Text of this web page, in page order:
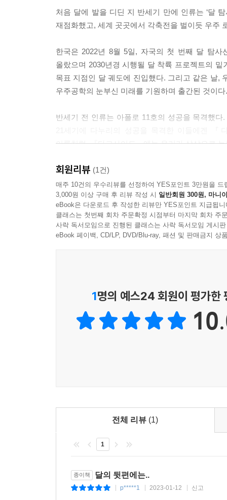
처음 달에 발을 디딘 지 반세기 만에 인류는 ‘달
재점화했고, 세계 곳곳에서 각축전을 벌이듯 우주
한국은 2022년 8월 5일, 자국의 첫 번째 달 탐사
올랐으며 2030년경 시행될 달 착륙 프로젝트의
목표 지점인 달 궤도에 진입했다. 그리고 같은 날,
우주공학의 눈부신 미래를 기원하며 출간된 것이다.
반세기 전 인류는 아폴로 11호의 성공을 목격했
이름처럼, 『다크사이드』에는 우리가 상상으로
불확실성을 딛고 만드는 확실한 미래
마침내 세워진 한국 우주공학 SF의 이정표
달은 우리에게 여전히 비밀스러운 항성이고, 우
통제하고 계산했음에도 사고를 막지 못하고 달의
한울 1호를 이끄는 세 우주인은 결코 길을 잃지
장편소설이다. 그는 작품을 집필할 때마다 나사
탐사 과정을 그린 만큼 우리 우주공학의 현실
손색이 없는 SF가 나올 수 있음을 증명한 보기
회원리뷰 (1건)
매주 10건의 우수리뷰를 선정하여 YES포인트 3만원을 드
3,000원 이상 구매 후 리뷰 작성 시 일반회원 300원, 마니
eBook은 다운로드 후 작성한 리뷰만 YES포인트 지급됩니
클래스는 첫번째 회차 주문확정 시점부터 마지막 회차 주
사락 독서모임으로 진행된 클래스는 사락 독서모임 게시
eBook 페이백, CD/LP, DVD/Blu-ray, 패션 및 판매금지 상
1명의 예스24 회원이 평가한
전체 리뷰 (1)
1
종이책 달의 뒷편에는..
p*****1 2023-01-12 신고